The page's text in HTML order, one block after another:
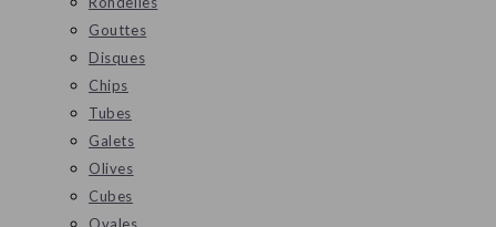
Gouttes
Disques
Chips
Tubes
Galets
Olives
Cubes